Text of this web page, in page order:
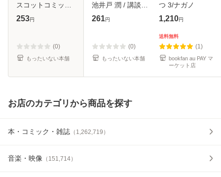
スコットコミック
ス） / 村田 真優 /
料】
253円
(0)
もったいない本舗
池井戸 潤 / 講談社
[文庫]【メール便送
261円
(0)
もったいない本舗
つ 3/ナガノ
1,210円
送料無料
(1)
bookfan au PAY マ
ーケット店
お店のカテゴリから商品を探す
本・コミック・雑誌 （ 1,262,719 ）
音楽・映像 （ 151,714）